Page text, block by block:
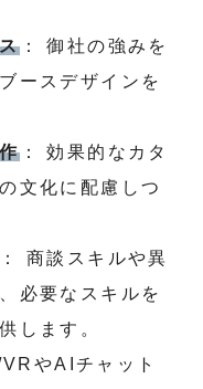
： 御社の強みを
ースデザインを
： 効果的なカタ
文化に配慮しつ
： 商談スキルや異
必要なスキルを
します。
VRやAIチャット